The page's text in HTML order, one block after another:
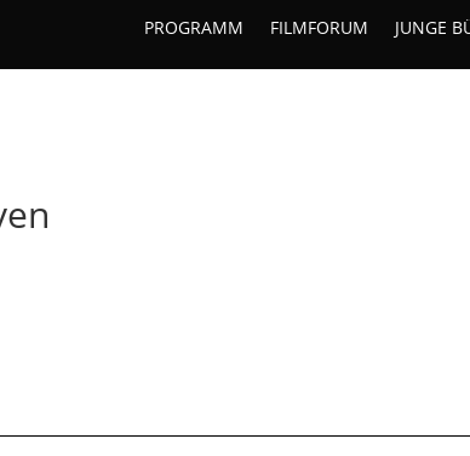
PROGRAMM FILMFORUM JUNGE